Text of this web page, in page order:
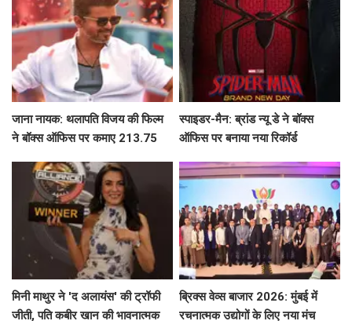
जाना नायक: थलापति विजय की फिल्म
ने बॉक्स ऑफिस पर कमाए 213.75
स्पाइडर-मैन: ब्रांड न्यू डे ने बॉक्स
ऑफिस पर बनाया नया रिकॉर्ड
मिनी माथुर ने 'द अलायंस' की ट्रॉफी
जीती, पति कबीर खान की भावनात्मक
ब्रिक्स वेव्स बाजार 2026: मुंबई में
रचनात्मक उद्योगों के लिए नया मंच